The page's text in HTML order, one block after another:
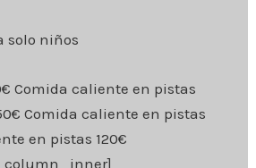
solo niños
Comida caliente en pistas
Comida caliente en pistas
en pistas 120€